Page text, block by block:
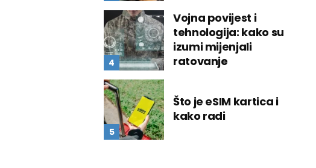
Vojna povijest i
tehnologija: kako su
izumi mijenjali
ratovanje
Što je eSIM kartica i
kako radi